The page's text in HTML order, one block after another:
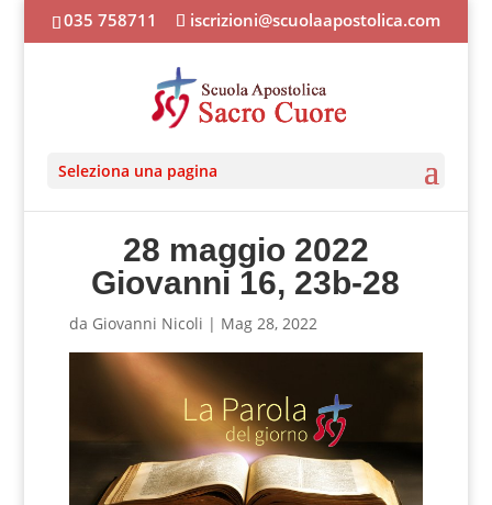
035 758711 iscrizioni@scuolaapostolica.com
Seleziona una pagina
28 maggio 2022
Giovanni 16, 23b-28
da Giovanni Nicoli | Mag 28, 2022